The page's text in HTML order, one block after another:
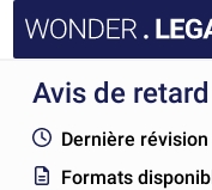
ACCUEIL
DOCUMENTS
Avis de
Dernière révision
Formats